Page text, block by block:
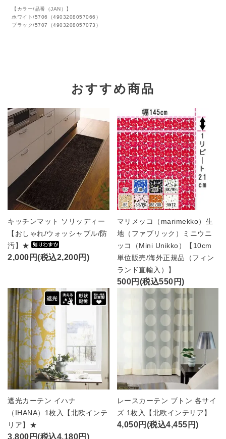
【カラー/品番（JAN）】
ホワイト/5706（4903208057066）
ブラック/5707（4903208057073）
おすすめ商品
キッチンマット ソリッディー
【おしゃれ/ウォッシャブル/防
汚】★
2,000円(税込2,200円)
マリメッコ（marimekko）生
地（ファブリック）ミニウニ
ッコ（Mini Unikko）【10cm
単位販売/海外正規品（フィン
ランド直輸入）】
500円(税込550円)
遮光カーテン イハナ
（IHANA）1枚入【北欧インテ
リア】★
3,800円(税込4,180円)
レースカーテン ブトン 各サイ
ズ 1枚入【北欧インテリア】
4,050円(税込4,455円)